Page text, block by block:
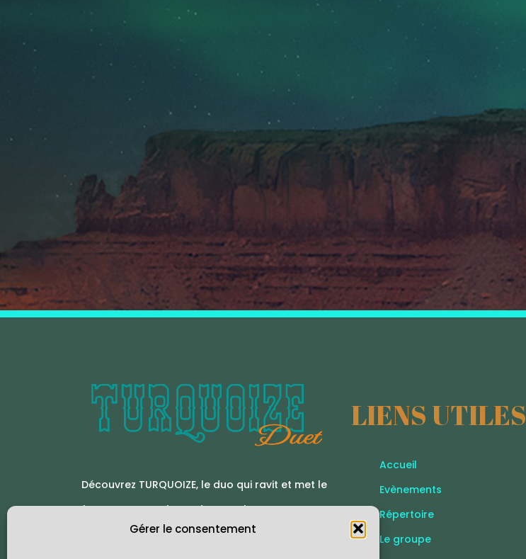
Gérer le consentement
Découvrez TURQUOIZE, le duo qui ravit et met le
feu aux Dance-Floors de toute la France et
laissez-vous emporter dans l’univers de la
LIENS UTILES
Accueil
Evènements
Répertoire
Le groupe